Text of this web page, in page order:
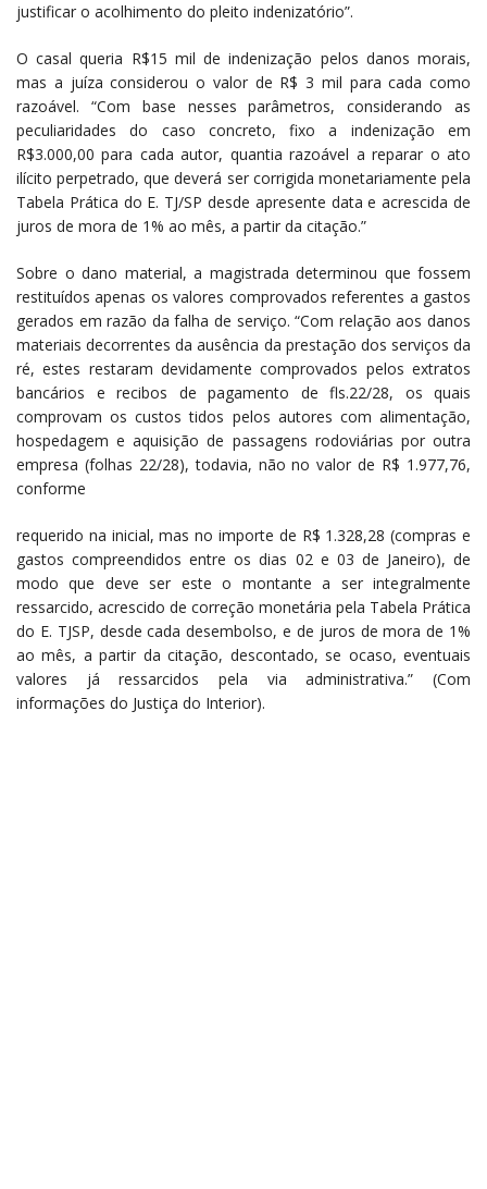
justificar o acolhimento do pleito indenizatório”.
O casal queria R$15 mil de indenização pelos danos morais,
mas a juíza considerou o valor de R$ 3 mil para cada como
razoável. “Com base nesses parâmetros, considerando as
peculiaridades do caso concreto, fixo a indenização em
R$3.000,00 para cada autor, quantia razoável a reparar o ato
ilícito perpetrado, que deverá ser corrigida monetariamente pela
Tabela Prática do E. TJ/SP desde apresente data e acrescida de
juros de mora de 1% ao mês, a partir da citação.”
Sobre o dano material, a magistrada determinou que fossem
restituídos apenas os valores comprovados referentes a gastos
gerados em razão da falha de serviço. “Com relação aos danos
materiais decorrentes da ausência da prestação dos serviços da
ré, estes restaram devidamente comprovados pelos extratos
bancários e recibos de pagamento de fls.22/28, os quais
comprovam os custos tidos pelos autores com alimentação,
hospedagem e aquisição de passagens rodoviárias por outra
empresa (folhas 22/28), todavia, não no valor de R$ 1.977,76,
conforme
requerido na inicial, mas no importe de R$ 1.328,28 (compras e
gastos compreendidos entre os dias 02 e 03 de Janeiro), de
modo que deve ser este o montante a ser integralmente
ressarcido, acrescido de correção monetária pela Tabela Prática
do E. TJSP, desde cada desembolso, e de juros de mora de 1%
ao mês, a partir da citação, descontado, se ocaso, eventuais
valores já ressarcidos pela via administrativa.” (Com
informações do Justiça do Interior).